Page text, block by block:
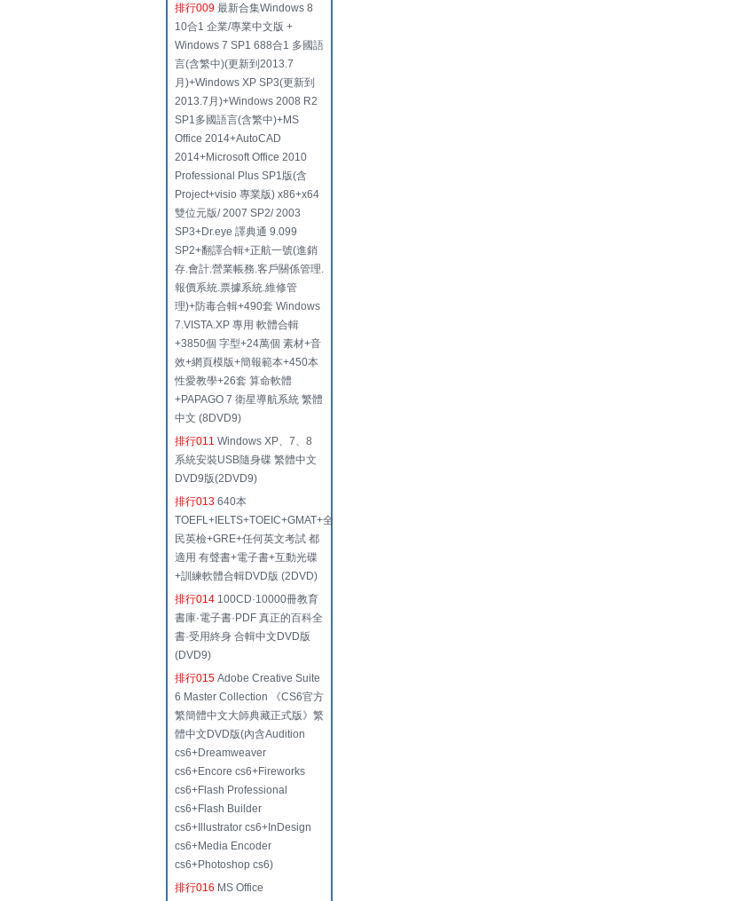
排行009 最新合集Windows 8
10合1 企業/專業中文版 +
Windows 7 SP1 688合1 多國語
言(含繁中)(更新到2013.7
月)+Windows XP SP3(更新到
2013.7月)+Windows 2008 R2
SP1多國語言(含繁中)+MS
Office 2014+AutoCAD
2014+Microsoft Office 2010
Professional Plus SP1版(含
Project+visio 專業版) x86+x64
雙位元版/ 2007 SP2/ 2003
SP3+Dr.eye 譯典通 9.099
SP2+翻譯合輯+正航一號(進銷
存.會計.營業帳務.客戶關係管理.
報價系統.票據系統.維修管
理)+防毒合輯+490套 Windows
7.VISTA.XP 專用 軟體合輯
+3850個 字型+24萬個 素材+音
效+網頁模版+簡報範本+450本
性愛教學+26套 算命軟體
+PAPAGO 7 衛星導航系統 繁體
中文 (8DVD9)
排行011 Windows XP、7、8
系統安裝USB隨身碟 繁體中文
DVD9版(2DVD9)
排行013 640本
TOEFL+IELTS+TOEIC+GMAT+全
民英檢+GRE+任何英文考試 都
適用 有聲書+電子書+互動光碟
+訓練軟體合輯DVD版 (2DVD)
排行014 100CD·10000冊教育
書庫·電子書·PDF 真正的百科全
書·受用終身 合輯中文DVD版
(DVD9)
排行015 Adobe Creative Suite
6 Master Collection 《CS6官方
繁簡體中文大師典藏正式版》繁
體中文DVD版(內含Audition
cs6+Dreamweaver
cs6+Encore cs6+Fireworks
cs6+Flash Professional
cs6+Flash Builder
cs6+Illustrator cs6+InDesign
cs6+Media Encoder
cs6+Photoshop cs6)
排行016 MS Office